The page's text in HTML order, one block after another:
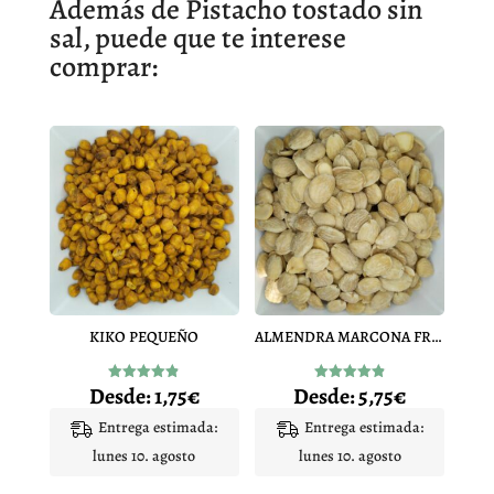
Además de Pistacho tostado sin
sal, puede que te interese
comprar:
KIKO PEQUEÑO
Valorado
con
de 5
Desde:1,75€
Entrega estimada:
lunes 10. agosto
ALMENDRA MARCONA FRITA
Valorado
con
de 5
Desde:5,75€
Entrega estimada:
lunes 10. agosto